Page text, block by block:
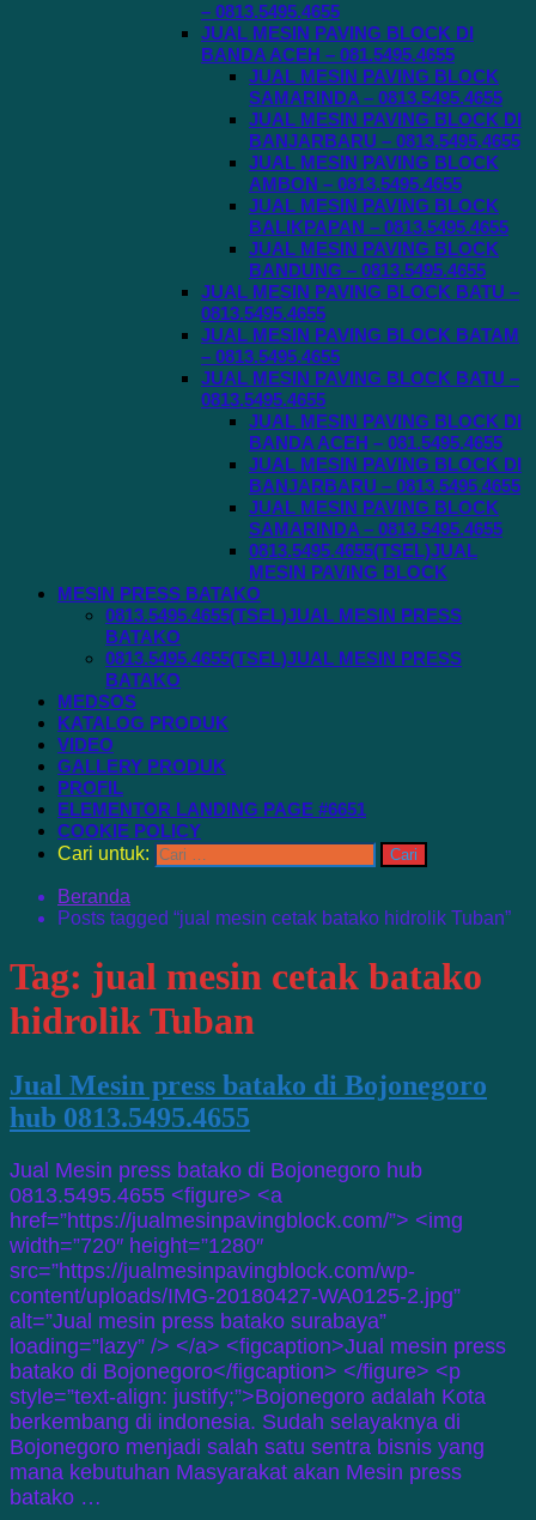
– 0813.5495.4655
JUAL MESIN PAVING BLOCK DI
BANDA ACEH – 081.5495.4655
JUAL MESIN PAVING BLOCK
SAMARINDA – 0813.5495.4655
JUAL MESIN PAVING BLOCK DI
BANJARBARU – 0813.5495.4655
JUAL MESIN PAVING BLOCK
AMBON – 0813.5495.4655
JUAL MESIN PAVING BLOCK
BALIKPAPAN – 0813.5495.4655
JUAL MESIN PAVING BLOCK
BANDUNG – 0813.5495.4655
JUAL MESIN PAVING BLOCK BATU –
0813.5495.4655
JUAL MESIN PAVING BLOCK BATAM
– 0813.5495.4655
JUAL MESIN PAVING BLOCK BATU –
0813.5495.4655
JUAL MESIN PAVING BLOCK DI
BANDA ACEH – 081.5495.4655
JUAL MESIN PAVING BLOCK DI
BANJARBARU – 0813.5495.4655
JUAL MESIN PAVING BLOCK
SAMARINDA – 0813.5495.4655
0813.5495.4655(TSEL)JUAL
MESIN PAVING BLOCK
MESIN PRESS BATAKO
0813.5495.4655(TSEL)JUAL MESIN PRESS
BATAKO
0813.5495.4655(TSEL)JUAL MESIN PRESS
BATAKO
MEDSOS
KATALOG PRODUK
VIDEO
GALLERY PRODUK
PROFIL
ELEMENTOR LANDING PAGE #6651
COOKIE POLICY
Cari untuk:
Beranda
Posts tagged “jual mesin cetak batako hidrolik Tuban”
Tag: jual mesin cetak batako
hidrolik Tuban
Jual Mesin press batako di Bojonegoro
hub 0813.5495.4655
Jual Mesin press batako di Bojonegoro hub
0813.5495.4655 <figure> <a
href=”https://jualmesinpavingblock.com/”> <img
width=”720″ height=”1280″
src=”https://jualmesinpavingblock.com/wp-
content/uploads/IMG-20180427-WA0125-2.jpg”
alt=”Jual mesin press batako surabaya”
loading=”lazy” /> </a> <figcaption>Jual mesin press
batako di Bojonegoro</figcaption> </figure> <p
style=”text-align: justify;”>Bojonegoro adalah Kota
berkembang di indonesia. Sudah selayaknya di
Bojonegoro menjadi salah satu sentra bisnis yang
mana kebutuhan Masyarakat akan Mesin press
batako …